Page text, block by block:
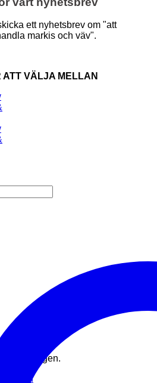
ett nyhetsbrev om "att
markis och väv".
ATT VÄLJA MELLAN
i varukorgen.
butiken